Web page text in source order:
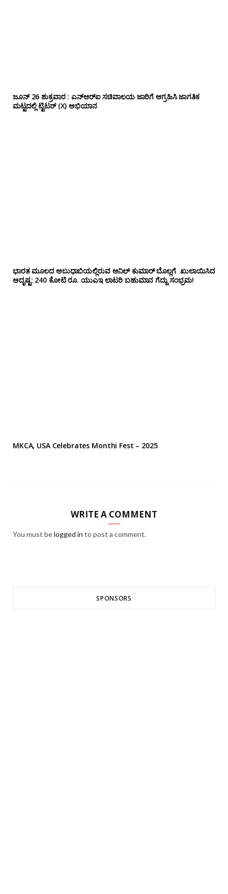
ಜೂನ್ 26 ಶುಕ್ರವಾರ : ಎನ್‌ಆರ್‌ಐ ಸಚಿವಾಲಯ ಜಾರಿಗೆ ಆಗ್ರಹಿಸಿ ಜಾಗತಿಕ
ಮಟ್ಟದಲ್ಲಿ ಟ್ವಿಟರ್ (X) ಅಭಿಯಾನ
ಭಾರತ ಮೂಲದ ಅಬುಧಾಬಿಯಲ್ಲಿರುವ ಅನಿಲ್‌ ಕುಮಾರ್ ಬೊಲ್ಲಗೆ ಖುಲಾಯಿಸಿದ
ಅದೃಷ್ಟ: 240 ಕೋಟಿ ರೂ. ಯುಎಇ ಲಾಟರಿ ಬಹುಮಾನ ಗೆದ್ದು ಸಂಭ್ರಮ!
MKCA, USA Celebrates Monthi Fest – 2025
WRITE A COMMENT
You must belogged in to post a comment.
SPONSORS